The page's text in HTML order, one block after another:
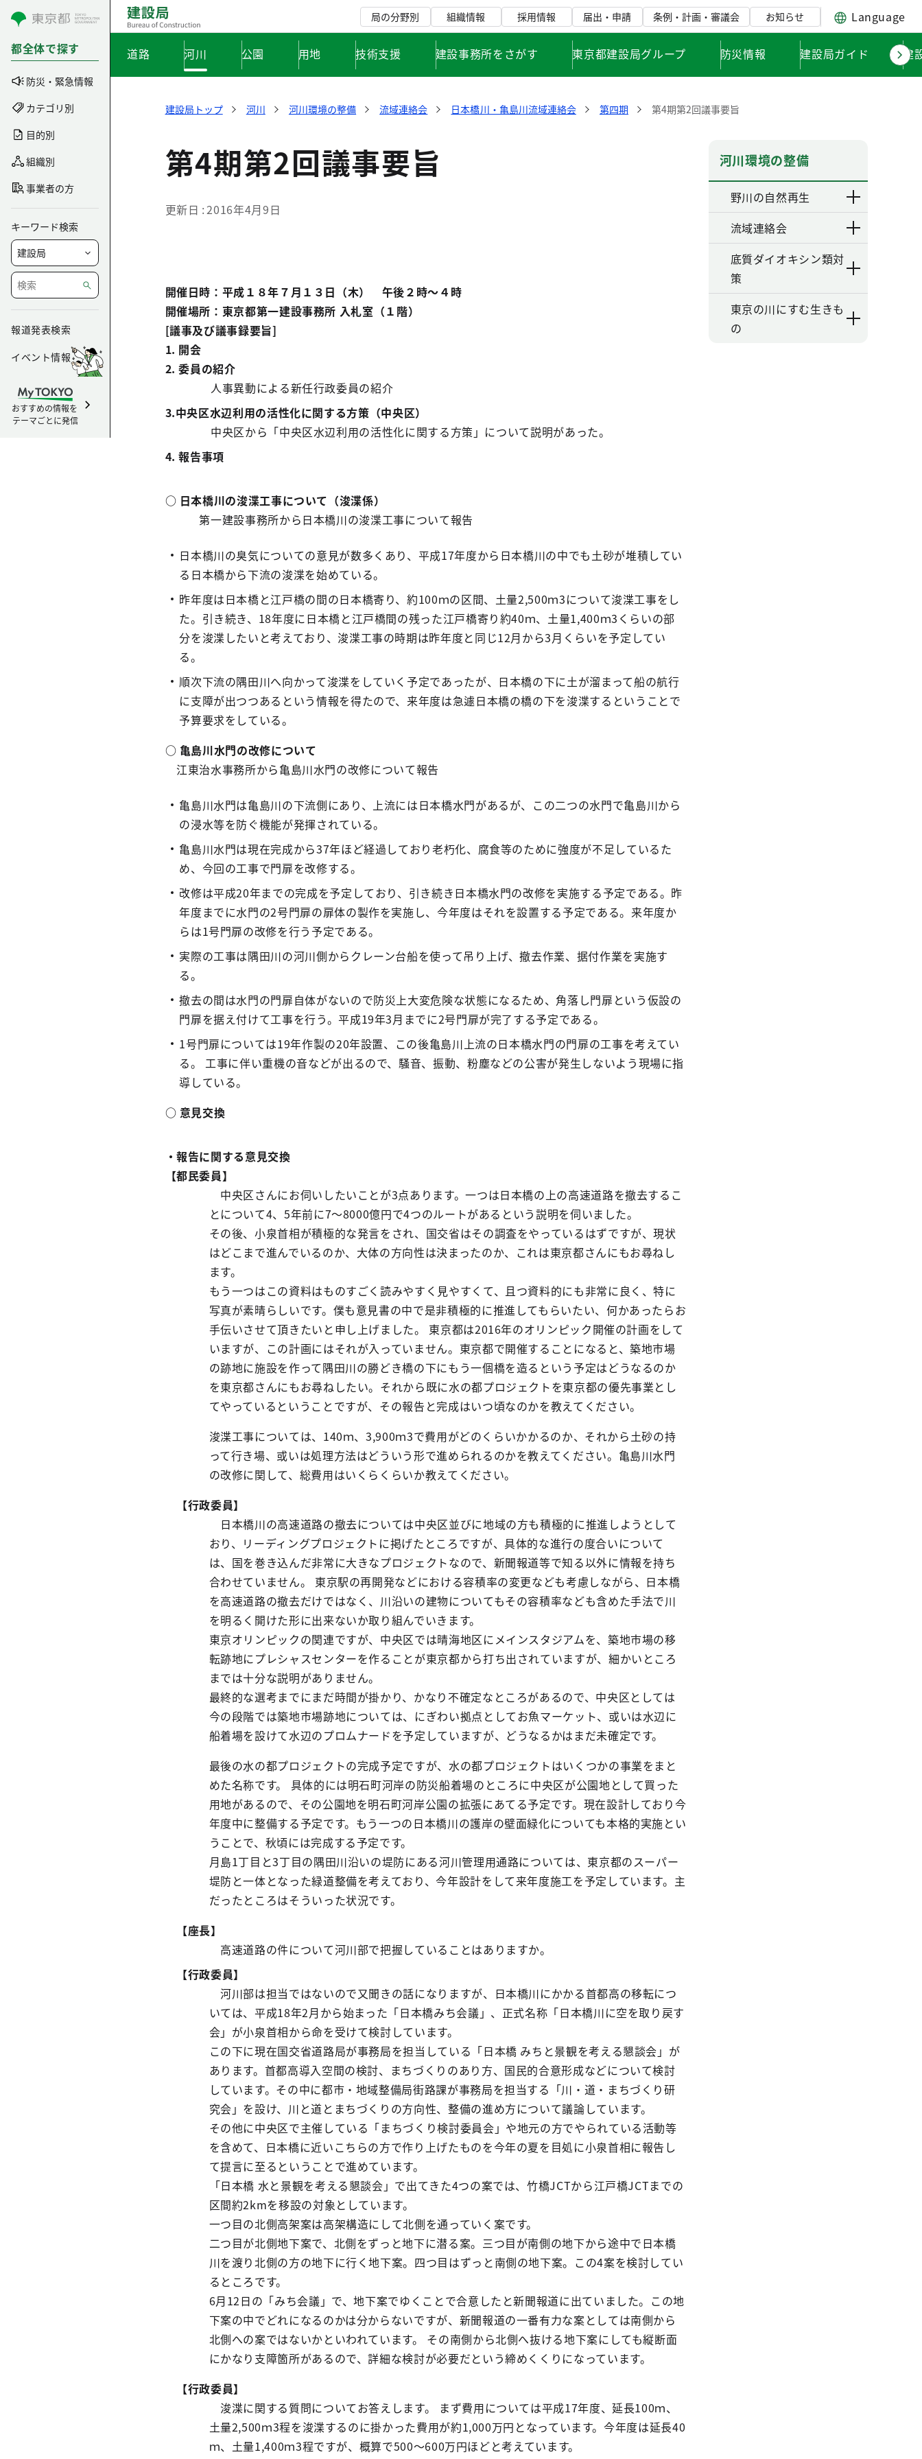
コンテンツにスキップ
都全体で探す
防災・緊急情報
カテゴリ別
目的別
組織別
事業者の方
キーワード検索
報道発表検索
イベント情報
おすすめの情報を
テーマごとに発信
局の分野別 組織情報 採用情報 届出・申請 条例・計画・審議会 お知らせ Language
道路 河川 公園 用地 技術支援 建設事務所をさがす 東京都建設局グループ 防災情報 建設局ガイド 建
建設局トップ 河川 河川環境の整備 流域連絡会 日本橋川・亀島川流域連絡会 第四期 第4期第2回議事要旨
第4期第2回議事要旨
更新日 2016年4月9日
開催日時：平成１８年７月１３日（木） 午後２時～４時
開催場所：東京都第一建設事務所 入札室（１階）
[議事及び議事録要旨]
1. 開会
2. 委員の紹介
人事異動による新任行政委員の紹介
3.中央区水辺利用の活性化に関する方策（中央区）
中央区から「中央区水辺利用の活性化に関する方策」について説明があった。
4. 報告事項
○ 日本橋川の浚渫工事について（浚渫係）
第一建設事務所から日本橋川の浚渫工事について報告
日本橋川の臭気についての意見が数多くあり、平成17年度から日本橋川の中でも土砂が堆積してい
る日本橋から下流の浚渫を始めている。
昨年度は日本橋と江戸橋の間の日本橋寄り、約100ｍの区間、土量2,500ｍ3について浚渫工事をし
た。引き続き、18年度に日本橋と江戸橋間の残った江戸橋寄り約40ｍ、土量1,400ｍ3くらいの部
分を浚渫したいと考えており、浚渫工事の時期は昨年度と同じ12月から3月くらいを予定してい
る。
順次下流の隅田川へ向かって浚渫をしていく予定であったが、日本橋の下に土が溜まって船の航行
に支障が出つつあるという情報を得たので、来年度は急遽日本橋の橋の下を浚渫するということで
予算要求をしている。
○ 亀島川水門の改修について
江東治水事務所から亀島川水門の改修について報告
亀島川水門は亀島川の下流側にあり、上流には日本橋水門があるが、この二つの水門で亀島川から
の浸水等を防ぐ機能が発揮されている。
亀島川水門は現在完成から37年ほど経過しており老朽化、腐食等のために強度が不足しているた
め、今回の工事で門扉を改修する。
改修は平成20年までの完成を予定しており、引き続き日本橋水門の改修を実施する予定である。昨
年度までに水門の2号門扉の扉体の製作を実施し、今年度はそれを設置する予定である。来年度か
らは1号門扉の改修を行う予定である。
実際の工事は隅田川の河川側からクレーン台船を使って吊り上げ、撤去作業、据付作業を実施す
る。
撤去の間は水門の門扉自体がないので防災上大変危険な状態になるため、角落し門扉という仮設の
門扉を据え付けて工事を行う。平成19年3月までに2号門扉が完了する予定である。
1号門扉については19年作製の20年設置、この後亀島川上流の日本橋水門の門扉の工事を考えてい
る。 工事に伴い重機の音などが出るので、騒音、振動、粉塵などの公害が発生しないよう現場に指
導している。
○ 意見交換
・報告に関する意見交換
【都民委員】
中央区さんにお伺いしたいことが3点あります。一つは日本橋の上の高速道路を撤去するこ
とについて4、5年前に7～8000億円で4つのルートがあるという説明を伺いました。
その後、小泉首相が積極的な発言をされ、国交省はその調査をやっているはずですが、現状
はどこまで進んでいるのか、大体の方向性は決まったのか、これは東京都さんにもお尋ねし
ます。
もう一つはこの資料はものすごく読みやすく見やすくて、且つ資料的にも非常に良く、特に
写真が素晴らしいです。僕も意見書の中で是非積極的に推進してもらいたい、何かあったらお
手伝いさせて頂きたいと申し上げました。 東京都は2016年のオリンピック開催の計画をして
いますが、この計画にはそれが入っていません。東京都で開催することになると、築地市場
の跡地に施設を作って隅田川の勝どき橋の下にもう一個橋を造るという予定はどうなるのか
を東京都さんにもお尋ねしたい。それから既に水の都プロジェクトを東京都の優先事業とし
てやっているということですが、その報告と完成はいつ頃なのかを教えてください。
浚渫工事については、140ｍ、3,900ｍ3で費用がどのくらいかかるのか、それから土砂の持
って行き場、或いは処理方法はどういう形で進められるのかを教えてください。亀島川水門
の改修に関して、総費用はいくらくらいか教えてください。
【行政委員】
日本橋川の高速道路の撤去については中央区並びに地域の方も積極的に推進しようとして
おり、リーディングプロジェクトに掲げたところですが、具体的な進行の度合いについて
は、国を巻き込んだ非常に大きなプロジェクトなので、新聞報道等で知る以外に情報を持ち
合わせていません。 東京駅の再開発などにおける容積率の変更なども考慮しながら、日本橋
を高速道路の撤去だけではなく、川沿いの建物についてもその容積率なども含めた手法で川
を明るく開けた形に出来ないか取り組んでいきます。
東京オリンピックの関連ですが、中央区では晴海地区にメインスタジアムを、築地市場の移
転跡地にプレシャスセンターを作ることが東京都から打ち出されていますが、細かいところ
までは十分な説明がありません。
最終的な選考までにまだ時間が掛かり、かなり不確定なところがあるので、中央区としては
今の段階では築地市場跡地については、にぎわい拠点としてお魚マーケット、或いは水辺に
船着場を設けて水辺のプロムナードを予定していますが、どうなるかはまだ未確定です。
最後の水の都プロジェクトの完成予定ですが、水の都プロジェクトはいくつかの事業をまと
めた名称です。 具体的には明石町河岸の防災船着場のところに中央区が公園地として買った
用地があるので、その公園地を明石町河岸公園の拡張にあてる予定です。現在設計しており今
年度中に整備する予定です。もう一つの日本橋川の護岸の壁面緑化についても本格的実施とい
うことで、秋頃には完成する予定です。
月島1丁目と3丁目の隅田川沿いの堤防にある河川管理用通路については、東京都のスーパー
堤防と一体となった緑道整備を考えており、今年設計をして来年度施工を予定しています。主
だったところはそういった状況です。
【座長】
高速道路の件について河川部で把握していることはありますか。
【行政委員】
河川部は担当ではないので又聞きの話になりますが、日本橋川にかかる首都高の移転につ
いては、平成18年2月から始まった「日本橋みち会議」、正式名称「日本橋川に空を取り戻す
会」が小泉首相から命を受けて検討しています。
この下に現在国交省道路局が事務局を担当している「日本橋 みちと景観を考える懇談会」が
あります。首都高導入空間の検討、まちづくりのあり方、国民的合意形成などについて検討
しています。その中に都市・地域整備局街路課が事務局を担当する「川・道・まちづくり研
究会」を設け、川と道とまちづくりの方向性、整備の進め方について議論しています。
その他に中央区で主催している「まちづくり検討委員会」や地元の方でやられている活動等
を含めて、日本橋に近いこちらの方で作り上げたものを今年の夏を目処に小泉首相に報告し
て提言に至るということで進めています。
「日本橋 水と景観を考える懇談会」で出てきた4つの案では、竹橋JCTから江戸橋JCTまでの
区間約2kmを移設の対象としています。
一つ目の北側高架案は高架構造にして北側を通っていく案です。
二つ目が北側地下案で、北側をずっと地下に潜る案。三つ目が南側の地下から途中で日本橋
川を渡り北側の方の地下に行く地下案。四つ目はずっと南側の地下案。この4案を検討してい
るところです。
6月12日の「みち会議」で、地下案でゆくことで合意したと新聞報道に出ていました。この地
下案の中でどれになるのかは分からないですが、新聞報道の一番有力な案としては南側から
北側への案ではないかといわれています。 その南側から北側へ抜ける地下案にしても縦断面
にかなり支障箇所があるので、詳細な検討が必要だという締めくくりになっています。
【行政委員】
浚渫に関する質問についてお答えします。 まず費用については平成17年度、延長100ｍ、
土量2,500ｍ3程を浚渫するのに掛かった費用が約1,000万円となっています。今年度は延長40
ｍ、土量1,400ｍ3程ですが、概算で500～600万円ほどと考えています。
河川環境の整備
野川の自然再生
流域連絡会
底質ダイオキシン類対
策
東京の川にすむ生きも
の